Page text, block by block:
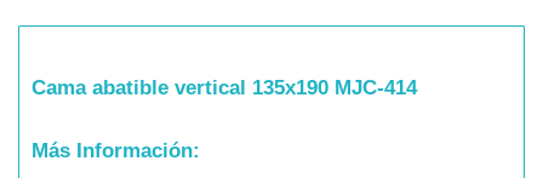
Cama abatible vertical 135x190 MJC-414
Más Información: